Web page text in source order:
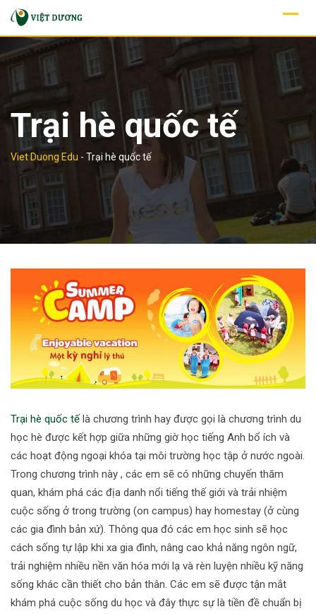
Skip
content
Trại hè quốc tế
Viet Duong Edu - Trại hè quốc tế
Trại hè quốc tế là chương trình hay được gọi là chương trình du
học hè được kết hợp giữa những giờ học tiếng Anh bổ ích và
các hoạt động ngoại khóa tại môi trường học tập ở nước ngoài.
Trong chương trình này , các em sẽ có những chuyến thăm
quan, khám phá các địa danh nổi tiếng thế giới và trải nhiệm
cuộc sống ở trong trường (on campus) hay homestay (ở cùng
các gia đình bản xứ). Thông qua đó các em học sinh sẽ học
cách sống tự lập khi xa gia đình, nâng cao khả năng ngôn ngữ,
trải nghiệm nhiều nền văn hóa mới lạ và rèn luyện nhiều kỹ năng
sống khác cần thiết cho bản thân. Các em sẽ được tận mắt
khám phá cuộc sống du học và đây thực sự là tiền đề chuẩn bị